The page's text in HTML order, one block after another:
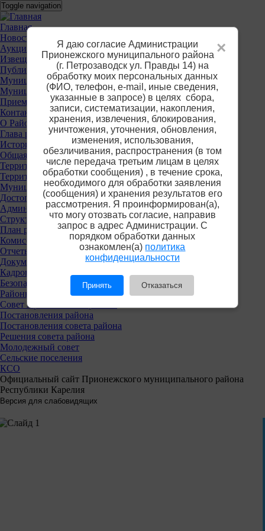
Перейти
к
основному
содержанию
Toggle navigation
×
Я даю согласие Администрации
Прионежского муниципального района
(г. Петрозаводск ул. Правды 14) на
обработку моих персональных данных
(ФИО, телефон, е-mail, иные сведения,
указанные в запросе) в целях сбора,
записи, систематизации, накопления,
хранения, извлечения, блокирования,
уничтожения, уточнения, обновления,
изменения, использования,
обезличивания, распространения (в том
числе передача третьим лицам в целях
обработки сообщения) , в течение срока,
необходимого для обработки заявления
(сообщения) и хранения результатов его
рассмотрения. Я проинформирован(а),
что могу отозвать согласие, направив
запрос в адрес Администрации. С
порядком обработки данных
ознакомлен(а) политика
конфиденциальности
Принять Отказаться
Основное
меню
Главная
Новости
Аукционы
Извещения о предоставлении участков
Публичные слушания
Муниципальные услуги
Муниципальный контроль
Приемная
Контакты
О Районе
Глава района
История
Общая информация
Территориальные органы власти
Территориальная избирательная комиссия
Муниципальные учреждения
Достопримечательности
Администрация района
Структура
План работы
Комиссии
Отчеты
Документы
Кадровая политика
Безопасность
Районный совет
Совет Прионежского района
Постановления района
Постановления совета района
Решения совета района
Молодежный совет
Сельские поселения
КСО
Официальный сайт Прионежского муниципального района
Республики Карелия